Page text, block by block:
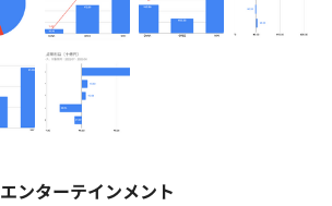
エンターテインメント